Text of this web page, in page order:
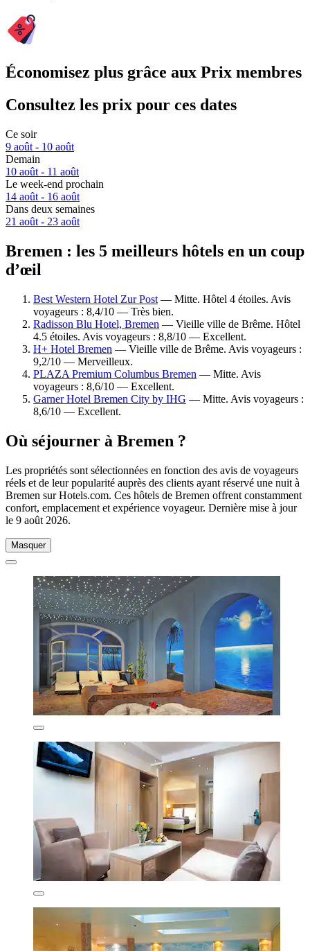
Économisez plus grâce aux Prix membres
Consultez les prix pour ces dates
Ce soir
9 août - 10 août
Demain
10 août - 11 août
Le week-end prochain
14 août - 16 août
Dans deux semaines
21 août - 23 août
Bremen : les 5 meilleurs hôtels en un coup
d’œil
Best Western Hotel Zur Post — Mitte. Hôtel 4 étoiles. Avis
voyageurs : 8,4/10 — Très bien.
Radisson Blu Hotel, Bremen — Vieille ville de Brême. Hôtel
4.5 étoiles. Avis voyageurs : 8,8/10 — Excellent.
H+ Hotel Bremen — Vieille ville de Brême. Avis voyageurs :
9,2/10 — Merveilleux.
PLAZA Premium Columbus Bremen — Mitte. Avis
voyageurs : 8,6/10 — Excellent.
Garner Hotel Bremen City by IHG — Mitte. Avis voyageurs :
8,6/10 — Excellent.
Où séjourner à Bremen ?
Les propriétés sont sélectionnées en fonction des avis de voyageurs
réels et de leur popularité auprès des clients ayant réservé une nuit à
Bremen sur Hotels.com. Ces hôtels de Bremen offrent constamment
confort, emplacement et expérience voyageur. Dernière mise à jour
le 9 août 2026.
Masquer